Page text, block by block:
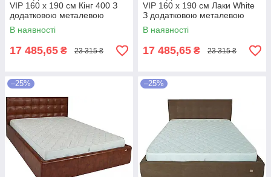
VIP 160 х 190 см Кінг 400 З
додатковою металевою
цільнозварною рамою C1
Білий
В наявності
17 485,65 ₴ 23 315 ₴
VIP 160 х 190 см Лаки White
З додатковою металевою
цільнозварною рамою Білий
В наявності
17 485,65 ₴ 23 315 ₴
–25% –25%